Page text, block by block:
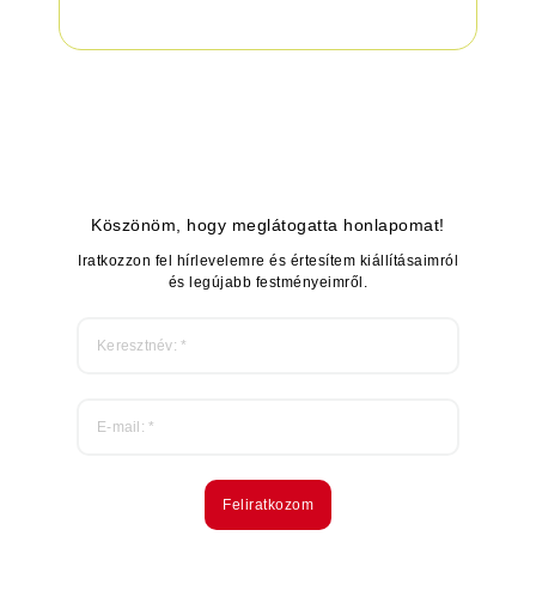
Köszönöm, hogy meglátogatta honlapomat!
Iratkozzon fel hírlevelemre és értesítem kiállításaimról
és legújabb festményeimről.
Feliratkozom